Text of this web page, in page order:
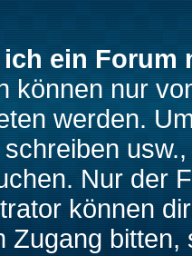
ein Forum
können nur
werden.
Nur der
können
Zugang